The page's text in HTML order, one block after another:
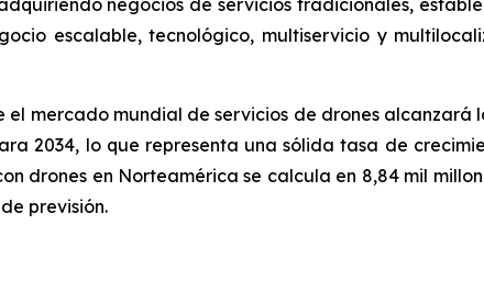
negocios de servicios tradicionales,
escalable, tecnológico, multiservicio y
el mercado mundial de servicios de drones alcanzará
2034, lo que representa una sólida tasa de
drones en Norteamérica se calcula en 8,84 mil
previsión.